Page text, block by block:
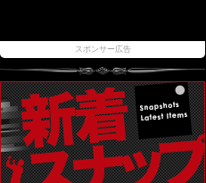
スポンサー広告